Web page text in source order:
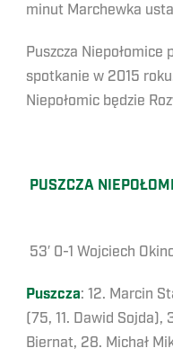
minut Marchewka
Puszcza Niepołomice
spotkanie w 2015
Niepołomic będzie
PUSZCZA
53′ 0-1 Wojciech
Puszcza: 12. Marcin
(75, 11. Dawid Sojda),
Biernat, 28. Michał